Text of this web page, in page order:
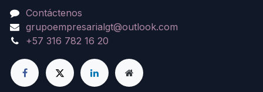
Contáctenos
grupoempresarialgt@outlook.com
+57 316 782 16 20